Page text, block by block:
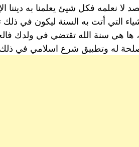
لا نعلمه فكل شيئ يعلمنا به ديننا
التي أتت به السنة ليكون في
ها هي سنة الله تقتضي في ولدك
له وتطبيق شرع اسلامي في ذلك